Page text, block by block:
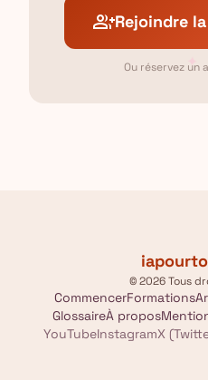
✦
group_addRejoindre
Ou réservez
© 2026 Tous
CommencerFormations
GlossaireÀ propos
YouTubeInstagramX